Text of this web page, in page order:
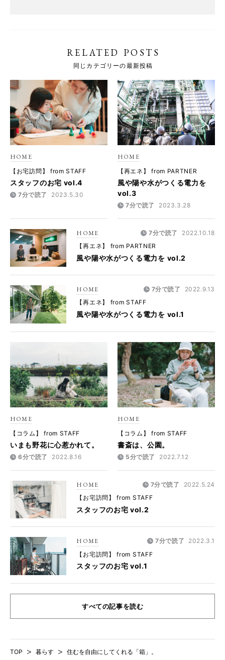
RELATED POSTS
同じカテゴリーの最新投稿
HOME
【お宅訪問】 from STAFF
スタッフのお宅 vol.4
7分で読了 2023.5.30
HOME
【再エネ】 from PARTNER
風や陽や水がつくる電力を
vol.3
7分で読了 2023.3.28
HOME 7分で読了
2022.10.18
【再エネ】 from PARTNER
風や陽や水がつくる電力を vol.2
HOME 7分で読了
2022.9.13
【再エネ】 from STAFF
風や陽や水がつくる電力を vol.1
HOME
【コラム】 from STAFF
いまも野花に心惹かれて。
6分で読了 2022.8.16
HOME
【コラム】 from STAFF
書斎は、公園。
5分で読了 2022.7.12
HOME 7分で読了
2022.5.24
【お宅訪問】 from STAFF
スタッフのお宅 vol.2
HOME 7分で読了
2022.3.1
【お宅訪問】 from STAFF
スタッフのお宅 vol.1
すべての記事を読む
TOP > 暮らす > 住むを自由にしてくれる「箱」。